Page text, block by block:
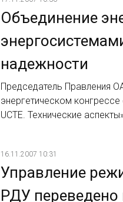
Объединение
надежности
Председатель Правления
энергетическом
UCTE. Технические
16.11.2007 10:31
Управление
РДУ переведено